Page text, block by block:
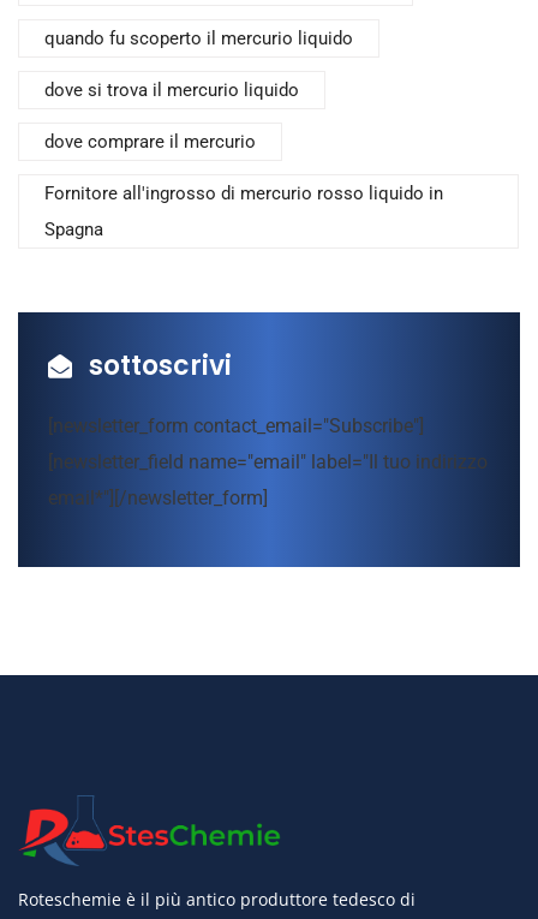
quando fu scoperto il mercurio liquido
dove si trova il mercurio liquido
dove comprare il mercurio
Fornitore all'ingrosso di mercurio rosso liquido in
Spagna
sottoscrivi
[newsletter_form contact_email="Subscribe"]
[newsletter_field name="email" label="Il tuo indirizzo
email*"][/newsletter_form]
Roteschemie è il più antico produttore tedesco di